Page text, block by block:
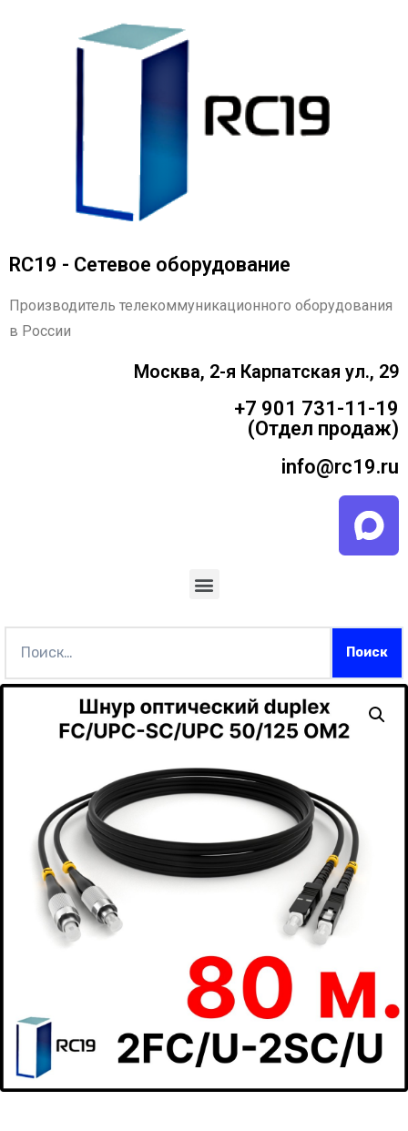
RC19 - Сетевое оборудование
Производитель телекоммуникационного оборудования
в России
Москва, 2-я Карпатская ул., 29
+7 901 731-11-19
(Отдел продаж)
info@rc19.ru